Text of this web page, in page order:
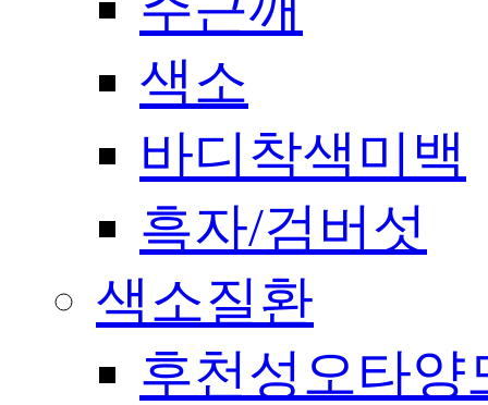
색소
바디착색미백
흑자/검버섯
색소질환
후천성오타양